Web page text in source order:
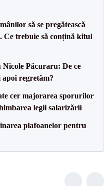
să se pregătească
Ce trebuie să conțină kitul
Nicole Păcuraru: De ce
regretăm?
cer majorarea sporurilor
legii salarizării
plafoanelor pentru